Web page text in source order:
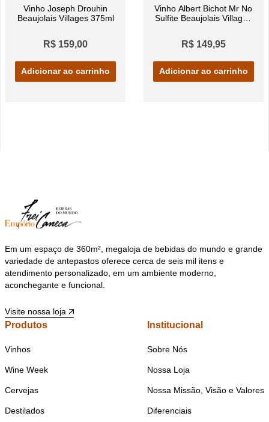
Vinho Joseph Drouhin
Beaujolais Villages 375ml
R$ 159,00
Adicionar ao carrinho
Vinho Albert Bichot Mr No
Sulfite Beaujolais Villages
R$ 149,95
Adicionar ao carrinho
Em um espaço de 360m², megaloja de bebidas do mundo e grande
variedade de antepastos oferece cerca de seis mil itens e
atendimento personalizado, em um ambiente moderno,
aconchegante e funcional.
Visite nossa loja
Produtos
Vinhos
Wine Week
Cervejas
Destilados
Institucional
Sobre Nós
Nossa Loja
Nossa Missão, Visão e Valores
Diferenciais